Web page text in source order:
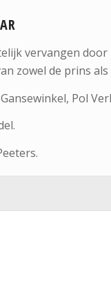
vervangen door
zowel de prins
Pol